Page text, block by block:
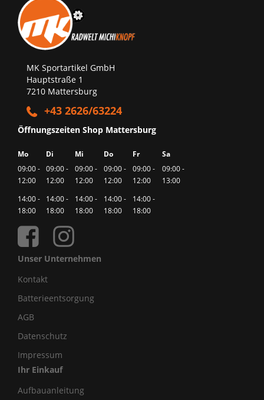
MK Sportartikel GmbH
Hauptstraße 1
7210 Mattersburg
+43 2626/63224
Öffnungszeiten Shop Mattersburg
Mo Di Mi Do Fr
Sa
09:00 -
12:00
09:00 -
12:00
09:00 -
12:00
09:00 -
12:00
09:00 -
12:00
09:00 -
13:00
14:00 -
18:00
14:00 -
18:00
14:00 -
18:00
14:00 -
18:00
14:00 -
18:00
Unser Unternehmen
Kontakt
Batterieentsorgung
AGB
Datenschutz
Impressum
Ihr Einkauf
Aufbauanleitung